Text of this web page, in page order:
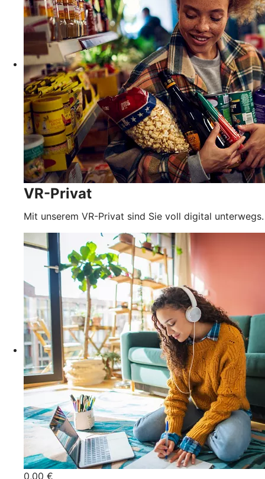
VR-Privat
Mit unserem VR-Privat sind Sie voll digital unterwegs.
0,00 €